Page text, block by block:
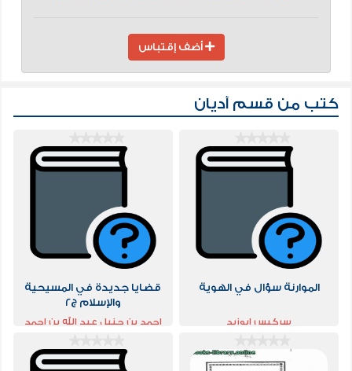
أضف إقتباس
كتب من قسم أديان
الموارنة سؤال في الهوية
سركيس ابوزيد
قضايا جديدة في المسيحية
والإسلام ج2
احمد بن حنبل عبد الله بن احمد
بن حنبل